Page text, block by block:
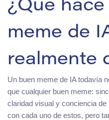
¿Qué
meme de
realmente
Un buen meme de IA todavía
que cualquier buen meme:
claridad visual y conciencia
con cada uno de estos, pero